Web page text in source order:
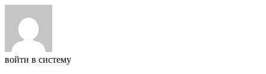
войти в систему